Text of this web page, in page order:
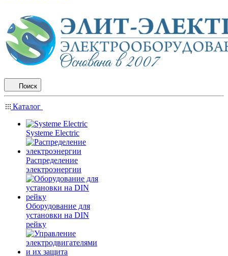
Поиск
Каталог
Systeme Electric
Распределение
электроэнергии
Оборудование для
установки на DIN
рейку